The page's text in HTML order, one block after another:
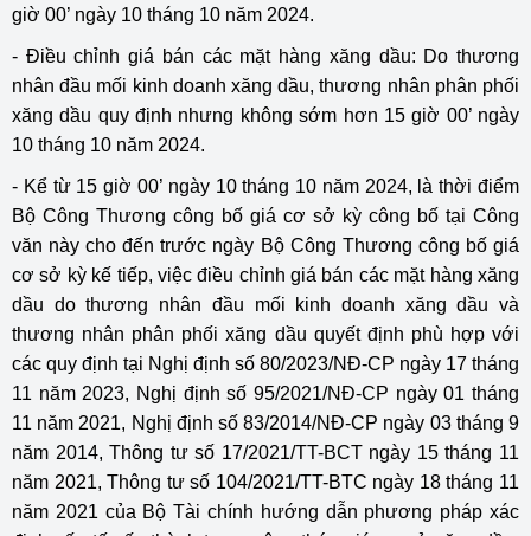
giờ 00’ ngày 10 tháng 10 năm 2024.
- Điều chỉnh giá bán các mặt hàng xăng dầu: Do thương
nhân đầu mối kinh doanh xăng dầu, thương nhân phân phối
xăng dầu quy định nhưng không sớm hơn 15 giờ 00’ ngày
10 tháng 10 năm 2024.
- Kể từ 15 giờ 00’ ngày 10 tháng 10 năm 2024, là thời điểm
Bộ Công Thương công bố giá cơ sở kỳ công bố tại Công
văn này cho đến trước ngày Bộ Công Thương công bố giá
cơ sở kỳ kế tiếp, việc điều chỉnh giá bán các mặt hàng xăng
dầu do thương nhân đầu mối kinh doanh xăng dầu và
thương nhân phân phối xăng dầu quyết định phù hợp với
các quy định tại Nghị định số 80/2023/NĐ-CP ngày 17 tháng
11 năm 2023, Nghị định số 95/2021/NĐ-CP ngày 01 tháng
11 năm 2021, Nghị định số 83/2014/NĐ-CP ngày 03 tháng 9
năm 2014, Thông tư số 17/2021/TT-BCT ngày 15 tháng 11
năm 2021, Thông tư số 104/2021/TT-BTC ngày 18 tháng 11
năm 2021 của Bộ Tài chính hướng dẫn phương pháp xác